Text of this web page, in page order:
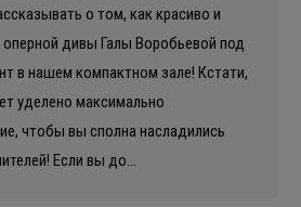
о том, как красиво и
дивы Галы Воробьевой под
в нашем компактном зале! Кстати,
уделено максимально
чтобы вы сполна насладились
Если вы до…